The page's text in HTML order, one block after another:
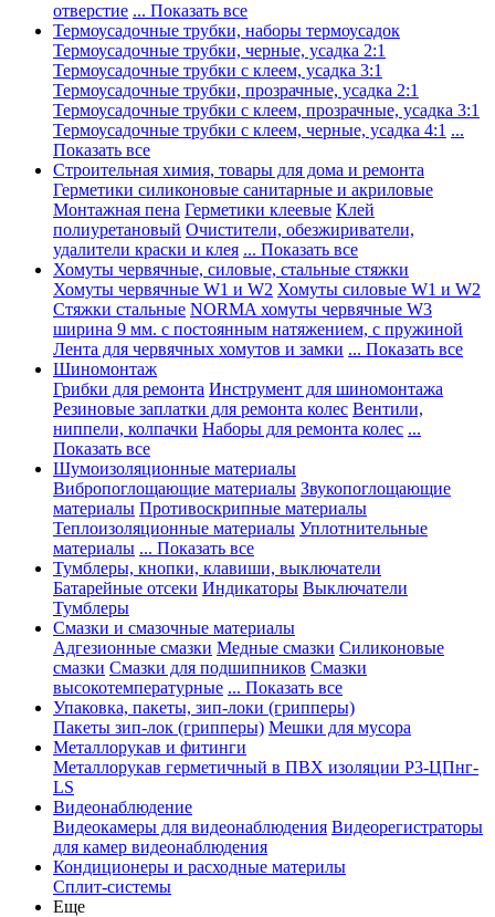
отверстие ... Показать все
Термоусадочные трубки, наборы термоусадок
Термоусадочные трубки, черные, усадка 2:1
Термоусадочные трубки с клеем, усадка 3:1
Термоусадочные трубки, прозрачные, усадка 2:1
Термоусадочные трубки с клеем, прозрачные, усадка 3:1
Термоусадочные трубки с клеем, черные, усадка 4:1 ...
Показать все
Строительная химия, товары для дома и ремонта
Герметики силиконовые санитарные и акриловые
Монтажная пена Герметики клеевые Клей
полиуретановый Очистители, обезжириватели,
удалители краски и клея ... Показать все
Хомуты червячные, силовые, стальные стяжки
Хомуты червячные W1 и W2 Хомуты силовые W1 и W2
Стяжки стальные NORMA хомуты червячные W3
ширина 9 мм. с постоянным натяжением, с пружиной
Лента для червячных хомутов и замки ... Показать все
Шиномонтаж
Грибки для ремонта Инструмент для шиномонтажа
Резиновые заплатки для ремонта колес Вентили,
ниппели, колпачки Наборы для ремонта колес ...
Показать все
Шумоизоляционные материалы
Вибропоглощающие материалы Звукопоглощающие
материалы Противоскрипные материалы
Теплоизоляционные материалы Уплотнительные
материалы ... Показать все
Тумблеры, кнопки, клавиши, выключатели
Батарейные отсеки Индикаторы Выключатели
Тумблеры
Смазки и смазочные материалы
Адгезионные смазки Медные смазки Силиконовые
смазки Смазки для подшипников Смазки
высокотемпературные ... Показать все
Упаковка, пакеты, зип-локи (грипперы)
Пакеты зип-лок (грипперы) Мешки для мусора
Металлорукав и фитинги
Металлорукав герметичный в ПВХ изоляции Р3-ЦПнг-
LS
Видеонаблюдение
Видеокамеры для видеонаблюдения Видеорегистраторы
для камер видеонаблюдения
Кондиционеры и расходные материлы
Сплит-системы
Еще